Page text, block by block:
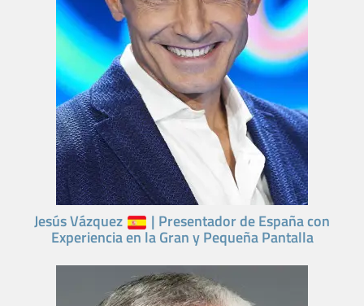
Jesús Vázquez | Presentador de España con
Experiencia en la Gran y Pequeña Pantalla